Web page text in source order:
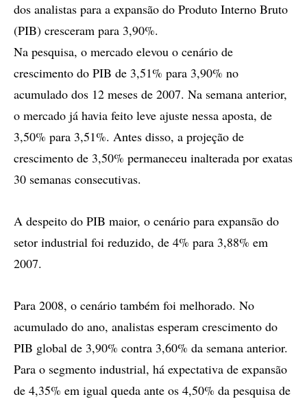
dos analistas para a expansão do Produto Interno Bruto
(PIB) cresceram para 3,90%.
Na pesquisa, o mercado elevou o cenário de
crescimento do PIB de 3,51% para 3,90% no
acumulado dos 12 meses de 2007. Na semana anterior,
o mercado já havia feito leve ajuste nessa aposta, de
3,50% para 3,51%. Antes disso, a projeção de
crescimento de 3,50% permaneceu inalterada por exatas
30 semanas consecutivas.
A despeito do PIB maior, o cenário para expansão do
setor industrial foi reduzido, de 4% para 3,88% em
2007.
Para 2008, o cenário também foi melhorado. No
acumulado do ano, analistas esperam crescimento do
PIB global de 3,90% contra 3,60% da semana anterior.
Para o segmento industrial, há expectativa de expansão
de 4,35% em igual queda ante os 4,50% da pesquisa de